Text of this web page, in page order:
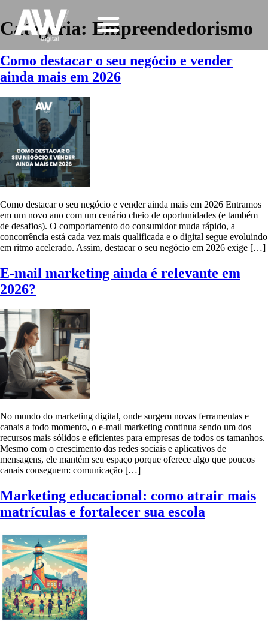
Categoria: Empreendedorismo
Como destacar o seu negócio e vender
ainda mais em 2026
Como destacar o seu negócio e vender ainda mais em 2026 Entramos
em um novo ano com um cenário cheio de oportunidades (e também
de desafios). O comportamento do consumidor muda rápido, a
concorrência está cada vez mais qualificada e o digital segue evoluindo
em ritmo acelerado. Assim, destacar o seu negócio em 2026 exige […]
E-mail marketing ainda é relevante em
2026?
No mundo do marketing digital, onde surgem novas ferramentas e
canais a todo momento, o e-mail marketing continua sendo um dos
recursos mais sólidos e eficientes para empresas de todos os tamanhos.
Mesmo com o crescimento das redes sociais e aplicativos de
mensagens, ele mantém seu espaço porque oferece algo que poucos
canais conseguem: comunicação […]
Marketing educacional: como atrair mais
matrículas e fortalecer sua escola